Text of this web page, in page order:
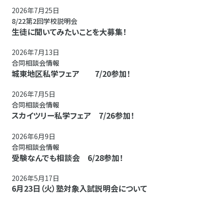
2026年7月25日
8/22第2回学校説明会
生徒に聞いてみたいことを大募集！
2026年7月13日
合同相談会情報
城東地区私学フェア 7/20参加！
2026年7月5日
合同相談会情報
スカイツリー私学フェア 7/26参加！
2026年6月9日
合同相談会情報
受験なんでも相談会 6/28参加！
2026年5月17日
6月23日（火）塾対象入試説明会について